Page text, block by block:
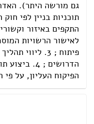
תוכניות בניין לפי
לאישור הרשויות
פיתוח ; 3.
הדרושים ;
הפיקוח העליון, על פי